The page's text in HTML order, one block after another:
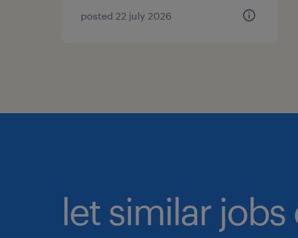
posted 22 july 2026
let similar